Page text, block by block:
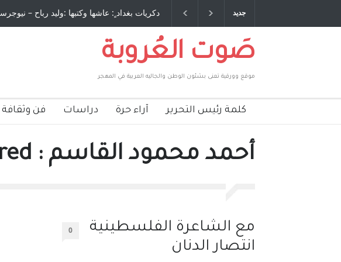
جديد دكريات بغداد ٍ: عاشها وكتبها :وليد رباح – طاحنة كتب وترافع فيها بنفسه مرة اخرى.. الشيخ
صاغرون،
صَوت العُروبة
موقع وورقية تعنى بشئون الوطن والجاليه العربية في المهجر
كلمة رئيس التحرير آراء حرة دراسات فن وثقافة
أحمد محمود القاسم : featured
مع الشاعرة الفلسطينية
انتصار الدنان
0